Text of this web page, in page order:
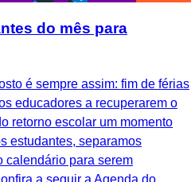
do mês para
é sempre assim: fim de férias
educadores a recuperarem o
retorno escolar um momento
estudantes, separamos
calendário para serem
a seguir a Agenda do